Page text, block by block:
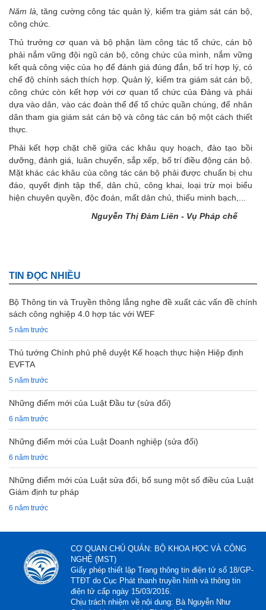
Năm là, tăng cường công tác quản lý, kiểm tra giám sát cán bộ,
công chức.
Thủ trưởng cơ quan và bộ phận làm công tác tổ chức, cán bộ
phải nắm vững đội ngũ cán bộ, công chức của mình, nắm vững
kết quả công việc của họ để đánh giá đúng đắn, bố trí hợp lý, có
chế độ chính sách thích hợp. Quản lý, kiểm tra giám sát cán bộ,
công chức còn kết hợp với cơ quan tổ chức của Đảng và phải
dựa vào dân, vào các đoàn thể để tổ chức quần chúng, để nhân
dân tham gia giám sát cán bộ và công tác cán bộ một cách thiết
thực.
Phải kết hợp chặt chẽ giữa các khâu quy hoạch, đào tạo bồi
dưỡng, đánh giá, luân chuyển, sắp xếp, bố trí điều động cán bộ.
Mặt khác các khâu của công tác cán bộ phải được chuẩn bị chu
đáo, quyết định tập thể, dân chủ, công khai, loại trừ mọi biểu
hiện chuyên quyền, độc đoán, mất dân chủ, thiếu minh bạch,...
Nguyễn Thị Đàm Liên - Vụ Pháp chế
TIN ĐỌC NHIỀU
Bộ Thông tin và Truyền thông lắng nghe đề xuất các vấn đề chính
sách công nghiệp 4.0 hợp tác với WEF
5 năm trước
Thủ tướng Chính phủ phê duyệt Kế hoạch thực hiện Hiệp định
EVFTA
5 năm trước
Những điểm mới của Luật Đầu tư (sửa đổi)
6 năm trước
Những điểm mới của Luật Doanh nghiệp (sửa đổi)
6 năm trước
Những điểm mới của Luật sửa đổi, bổ sung một số điều của Luật
Giám định tư pháp
6 năm trước
CƠ QUAN CHỦ QUẢN: BỘ KHOA HỌC VÀ CÔNG
NGHỆ (MST)
Giấy phép thiết lập Trang thông tin điện tử số 18/GP-
TTĐT do Cục Phát thanh truyền hình và thông tin
điện tử cấp ngày 15/03/2016.
Chịu trách nhiệm về nội dung: Bà Nguyễn Như